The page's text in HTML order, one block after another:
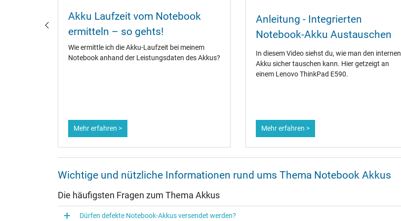
Akku Laufzeit vom Notebook
ermitteln – so gehts!
Wie ermittle ich die Akku-Laufzeit bei meinem
Notebook anhand der Leistungsdaten des Akkus?
Mehr erfahren >
Anleitung - Integrierten
Notebook-Akku Austauschen
In diesem Video siehst du, wie man den internen
Akku sicher tauschen kann. Hier getzeigt an
einem Lenovo ThinkPad E590.
Mehr erfahren >
Wichtige und nützliche Informationen rund ums Thema Notebook Akkus
Die häufigsten Fragen zum Thema Akkus
Dürfen defekte Notebook-Akkus versendet werden?